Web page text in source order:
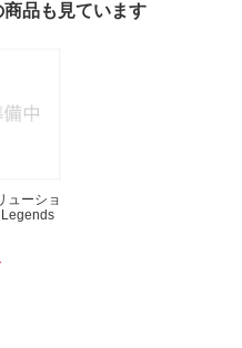
品も見ています
ューショ